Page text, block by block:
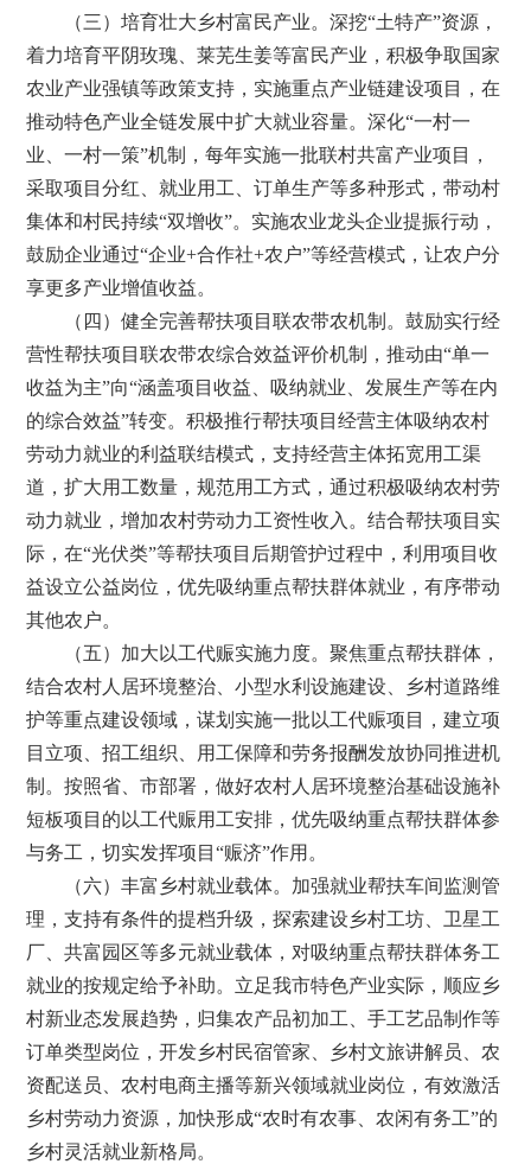
（三）培育壮大乡村富民产业。深挖“土特产”资源，
着力培育平阴玫瑰、莱芜生姜等富民产业，积极争取国家
农业产业强镇等政策支持，实施重点产业链建设项目，在
推动特色产业全链发展中扩大就业容量。深化“一村一
业、一村一策”机制，每年实施一批联村共富产业项目，
采取项目分红、就业用工、订单生产等多种形式，带动村
集体和村民持续“双增收”。实施农业龙头企业提振行动，
鼓励企业通过“企业+合作社+农户”等经营模式，让农户分
享更多产业增值收益。
（四）健全完善帮扶项目联农带农机制。鼓励实行经
营性帮扶项目联农带农综合效益评价机制，推动由“单一
收益为主”向“涵盖项目收益、吸纳就业、发展生产等在内
的综合效益”转变。积极推行帮扶项目经营主体吸纳农村
劳动力就业的利益联结模式，支持经营主体拓宽用工渠
道，扩大用工数量，规范用工方式，通过积极吸纳农村劳
动力就业，增加农村劳动力工资性收入。结合帮扶项目实
际，在“光伏类”等帮扶项目后期管护过程中，利用项目收
益设立公益岗位，优先吸纳重点帮扶群体就业，有序带动
其他农户。
（五）加大以工代赈实施力度。聚焦重点帮扶群体，
结合农村人居环境整治、小型水利设施建设、乡村道路维
护等重点建设领域，谋划实施一批以工代赈项目，建立项
目立项、招工组织、用工保障和劳务报酬发放协同推进机
制。按照省、市部署，做好农村人居环境整治基础设施补
短板项目的以工代赈用工安排，优先吸纳重点帮扶群体参
与务工，切实发挥项目“赈济”作用。
（六）丰富乡村就业载体。加强就业帮扶车间监测管
理，支持有条件的提档升级，探索建设乡村工坊、卫星工
厂、共富园区等多元就业载体，对吸纳重点帮扶群体务工
就业的按规定给予补助。立足我市特色产业实际，顺应乡
村新业态发展趋势，归集农产品初加工、手工艺品制作等
订单类型岗位，开发乡村民宿管家、乡村文旅讲解员、农
资配送员、农村电商主播等新兴领域就业岗位，有效激活
乡村劳动力资源，加快形成“农时有农事、农闲有务工”的
乡村灵活就业新格局。